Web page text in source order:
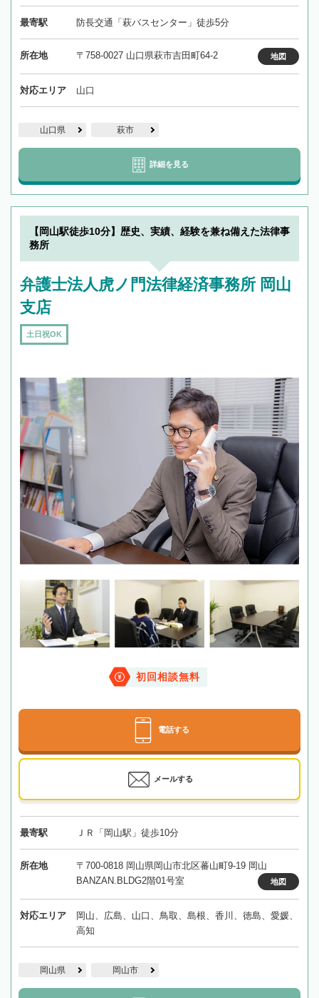
最寄駅 防長交通「萩バスセンター」徒歩5分
所在地 〒758-0027 山口県萩市吉田町64-2 地図
対応エリア 山口
山口県 萩市
詳細を見る
【岡山駅徒歩10分】歴史、実績、経験を兼ね備えた法律事
務所
弁護士法人虎ノ門法律経済事務所 岡山
支店
土日祝OK
初回相談無料
電話する
メールする
最寄駅 ＪＲ「岡山駅」徒歩10分
所在地
〒700-0818 岡山県岡山市北区蕃山町9-19 岡山
BANZAN.BLDG2階01号室
地図
対応エリア
岡山、広島、山口、鳥取、島根、香川、徳島、愛媛、
高知
岡山県 岡山市